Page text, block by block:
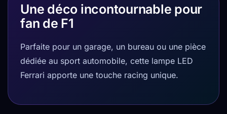
Une déco incontournable pour
fan de F1
Parfaite pour un garage, un bureau ou une pièce
dédiée au sport automobile, cette lampe LED
Ferrari apporte une touche racing unique.